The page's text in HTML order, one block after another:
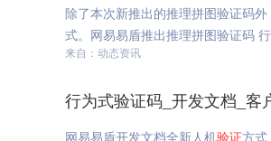
除了本次新推出的推理拼图验证码
式。网易易盾推出推理拼图验证码
来自：动态资讯
行为式验证码_开发文档_客
网易易盾开发文档全新人机验证方式